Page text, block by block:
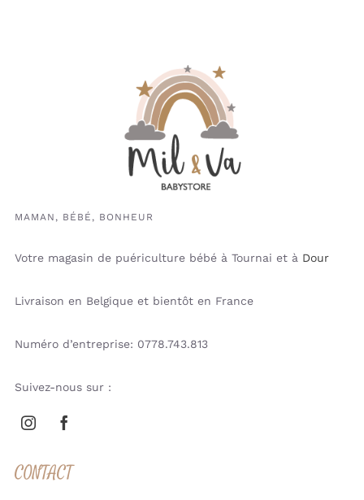
MAMAN, BÉBÉ, BONHEUR
Votre magasin de puériculture bébé à Tournai et à Dour
Livraison en Belgique et bientôt en France
Numéro d’entreprise: 0778.743.813
Suivez-nous sur :
CONTACT